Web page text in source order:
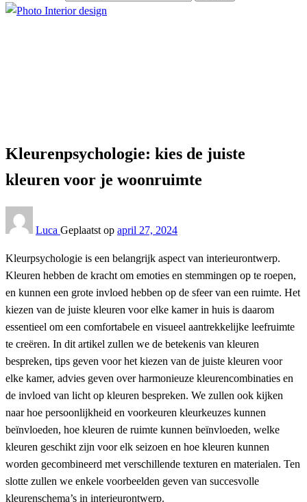
Kleurenpsychologie: kies de juiste
kleuren voor je woonruimte
Luca Geplaatst op april 27, 2024
Kleurpsychologie is een belangrijk aspect van interieurontwerp.
Kleuren hebben de kracht om emoties en stemmingen op te roepen,
en kunnen een grote invloed hebben op de sfeer van een ruimte. Het
kiezen van de juiste kleuren voor elke kamer in huis is daarom
essentieel om een comfortabele en visueel aantrekkelijke leefruimte
te creëren. In dit artikel zullen we de betekenis van kleuren
bespreken, tips geven voor het kiezen van de juiste kleuren voor
elke kamer, advies geven over harmonieuze kleurencombinaties en
de invloed van licht op kleuren bespreken. We zullen ook kijken
naar hoe persoonlijkheid en voorkeuren kleurkeuzes kunnen
beïnvloeden, hoe kleuren de ruimte kunnen beïnvloeden, welke
kleuren geschikt zijn voor elk seizoen en hoe kleuren kunnen
worden gecombineerd met verschillende texturen en materialen. Ten
slotte zullen we enkele voorbeelden geven van succesvolle
kleurenschema’s in interieurontwerp.